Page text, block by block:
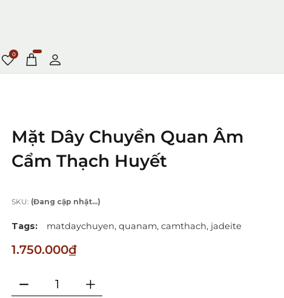
0
Mặt Dây Chuyền Quan Âm
Cẩm Thạch Huyết
SKU: (Đang cập nhật...)
Tags: matdaychuyen, quanam, camthach, jadeite
1.750.000₫